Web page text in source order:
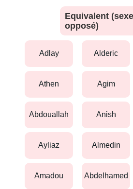
Equivalent (sexe
opposé)
adlay alderic
athen agim
abdouallah anish
ayliaz almedin
amadou abdelhamed